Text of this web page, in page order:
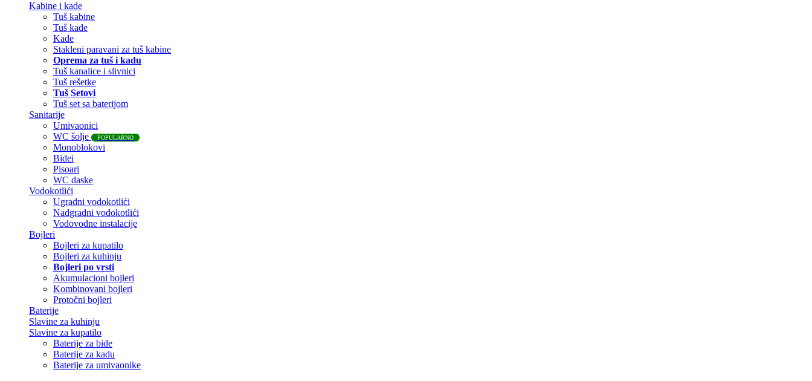
Kabine i kade
Tuš kabine
Tuš kade
Kade
Stakleni paravani za tuš kabine
Oprema za tuš i kadu
Tuš kanalice i slivnici
Tuš rešetke
Tuš Setovi
Tuš set sa baterijom
Sanitarije
Umivaonici
WC šolje
POPULARNO
Monoblokovi
Bidei
Pisoari
WC daske
Vodokotlići
Ugradni vodokotlići
Nadgradni vodokotlići
Vodovodne instalacije
Bojleri
Bojleri za kupatilo
Bojleri za kuhinju
Bojleri po vrsti
Akumulacioni bojleri
Kombinovani bojleri
Protočni bojleri
Baterije
Slavine za kuhinju
Slavine za kupatilo
Baterije za bide
Baterije za kadu
Baterije za umivaonike